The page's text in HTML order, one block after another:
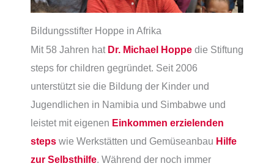
Bildungsstifter Hoppe in Afrika
Mit 58 Jahren hatDr. Michael Hoppe die Stiftung
steps for children gegründet. Seit 2006
unterstützt sie die Bildung der Kinder und
Jugendlichen in Namibia und Simbabwe und
leistet mit eigenen Einkommen erzielenden
steps wie Werkstätten und Gemüseanbau Hilfe
zur Selbsthilfe. Während der noch immer